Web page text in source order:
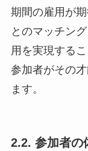
期間の雇用が
とのマッチン
用を実現する
参加者がその
ます。
2.2. 参加者の